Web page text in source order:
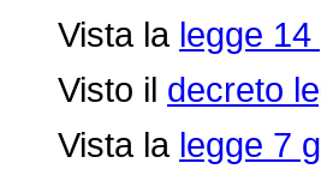
Vista la legge
Visto il decreto
Vista la legge 7